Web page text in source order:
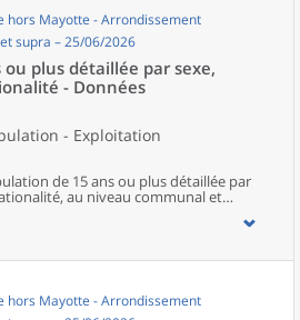
hors Mayotte - Arrondissement
supra – 25/06/2026
plus détaillée par sexe,
- Données
- Exploitation
de 15 ans ou plus détaillée par
au niveau communal et
hors Mayotte.
hors Mayotte - Arrondissement